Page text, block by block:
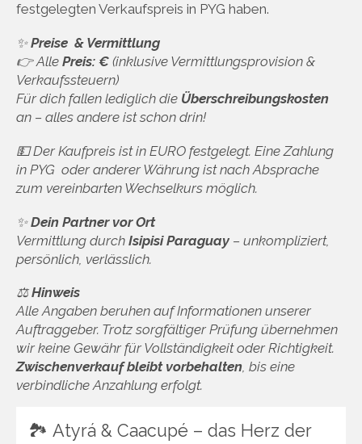
festgelegten Verkaufspreis in PYG haben.
✨Preise & Vermittlung
👉 Alle Preis: € (inklusive Vermittlungsprovision &
Verkaufssteuern)
Für dich fallen lediglich die Überschreibungskosten
an – alles andere ist schon drin!
💵 Der Kaufpreis ist in EURO festgelegt. Eine Zahlung
in PYG oder anderer Währung ist nach Absprache
zum vereinbarten Wechselkurs möglich.
✨Dein Partner vor Ort
Vermittlung durch Isipisi Paraguay – unkompliziert,
persönlich, verlässlich.
⚖️Hinweis
Alle Angaben beruhen auf Informationen unserer
Auftraggeber. Trotz sorgfältiger Prüfung übernehmen
wir keine Gewähr für Vollständigkeit oder Richtigkeit.
Zwischenverkauf bleibt vorbehalten, bis eine
verbindliche Anzahlung erfolgt.
🏞️ Atyrá & Caacupé – das Herz der